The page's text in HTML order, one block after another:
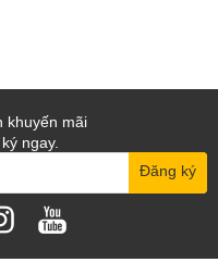
khuyến mãi
ngay.
Đăng ký